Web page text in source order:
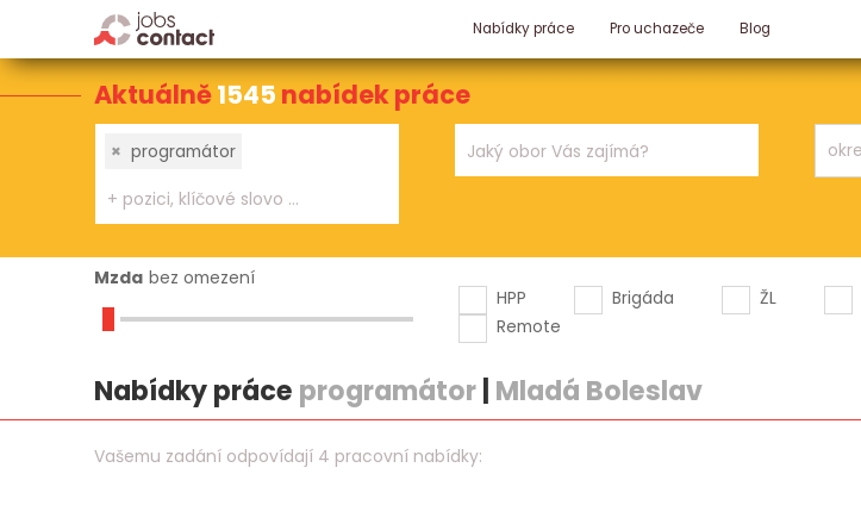
Nabídky práce Pro uchazeče Blog
Aktuálně1545 nabídek práce
× programátor
Mzda bez omezení
HPP
Brigáda ŽL
Remote
Nabídky práce programátor| Mladá Boleslav
Vašemu zadání odpovídají 4 pracovní nabídky: